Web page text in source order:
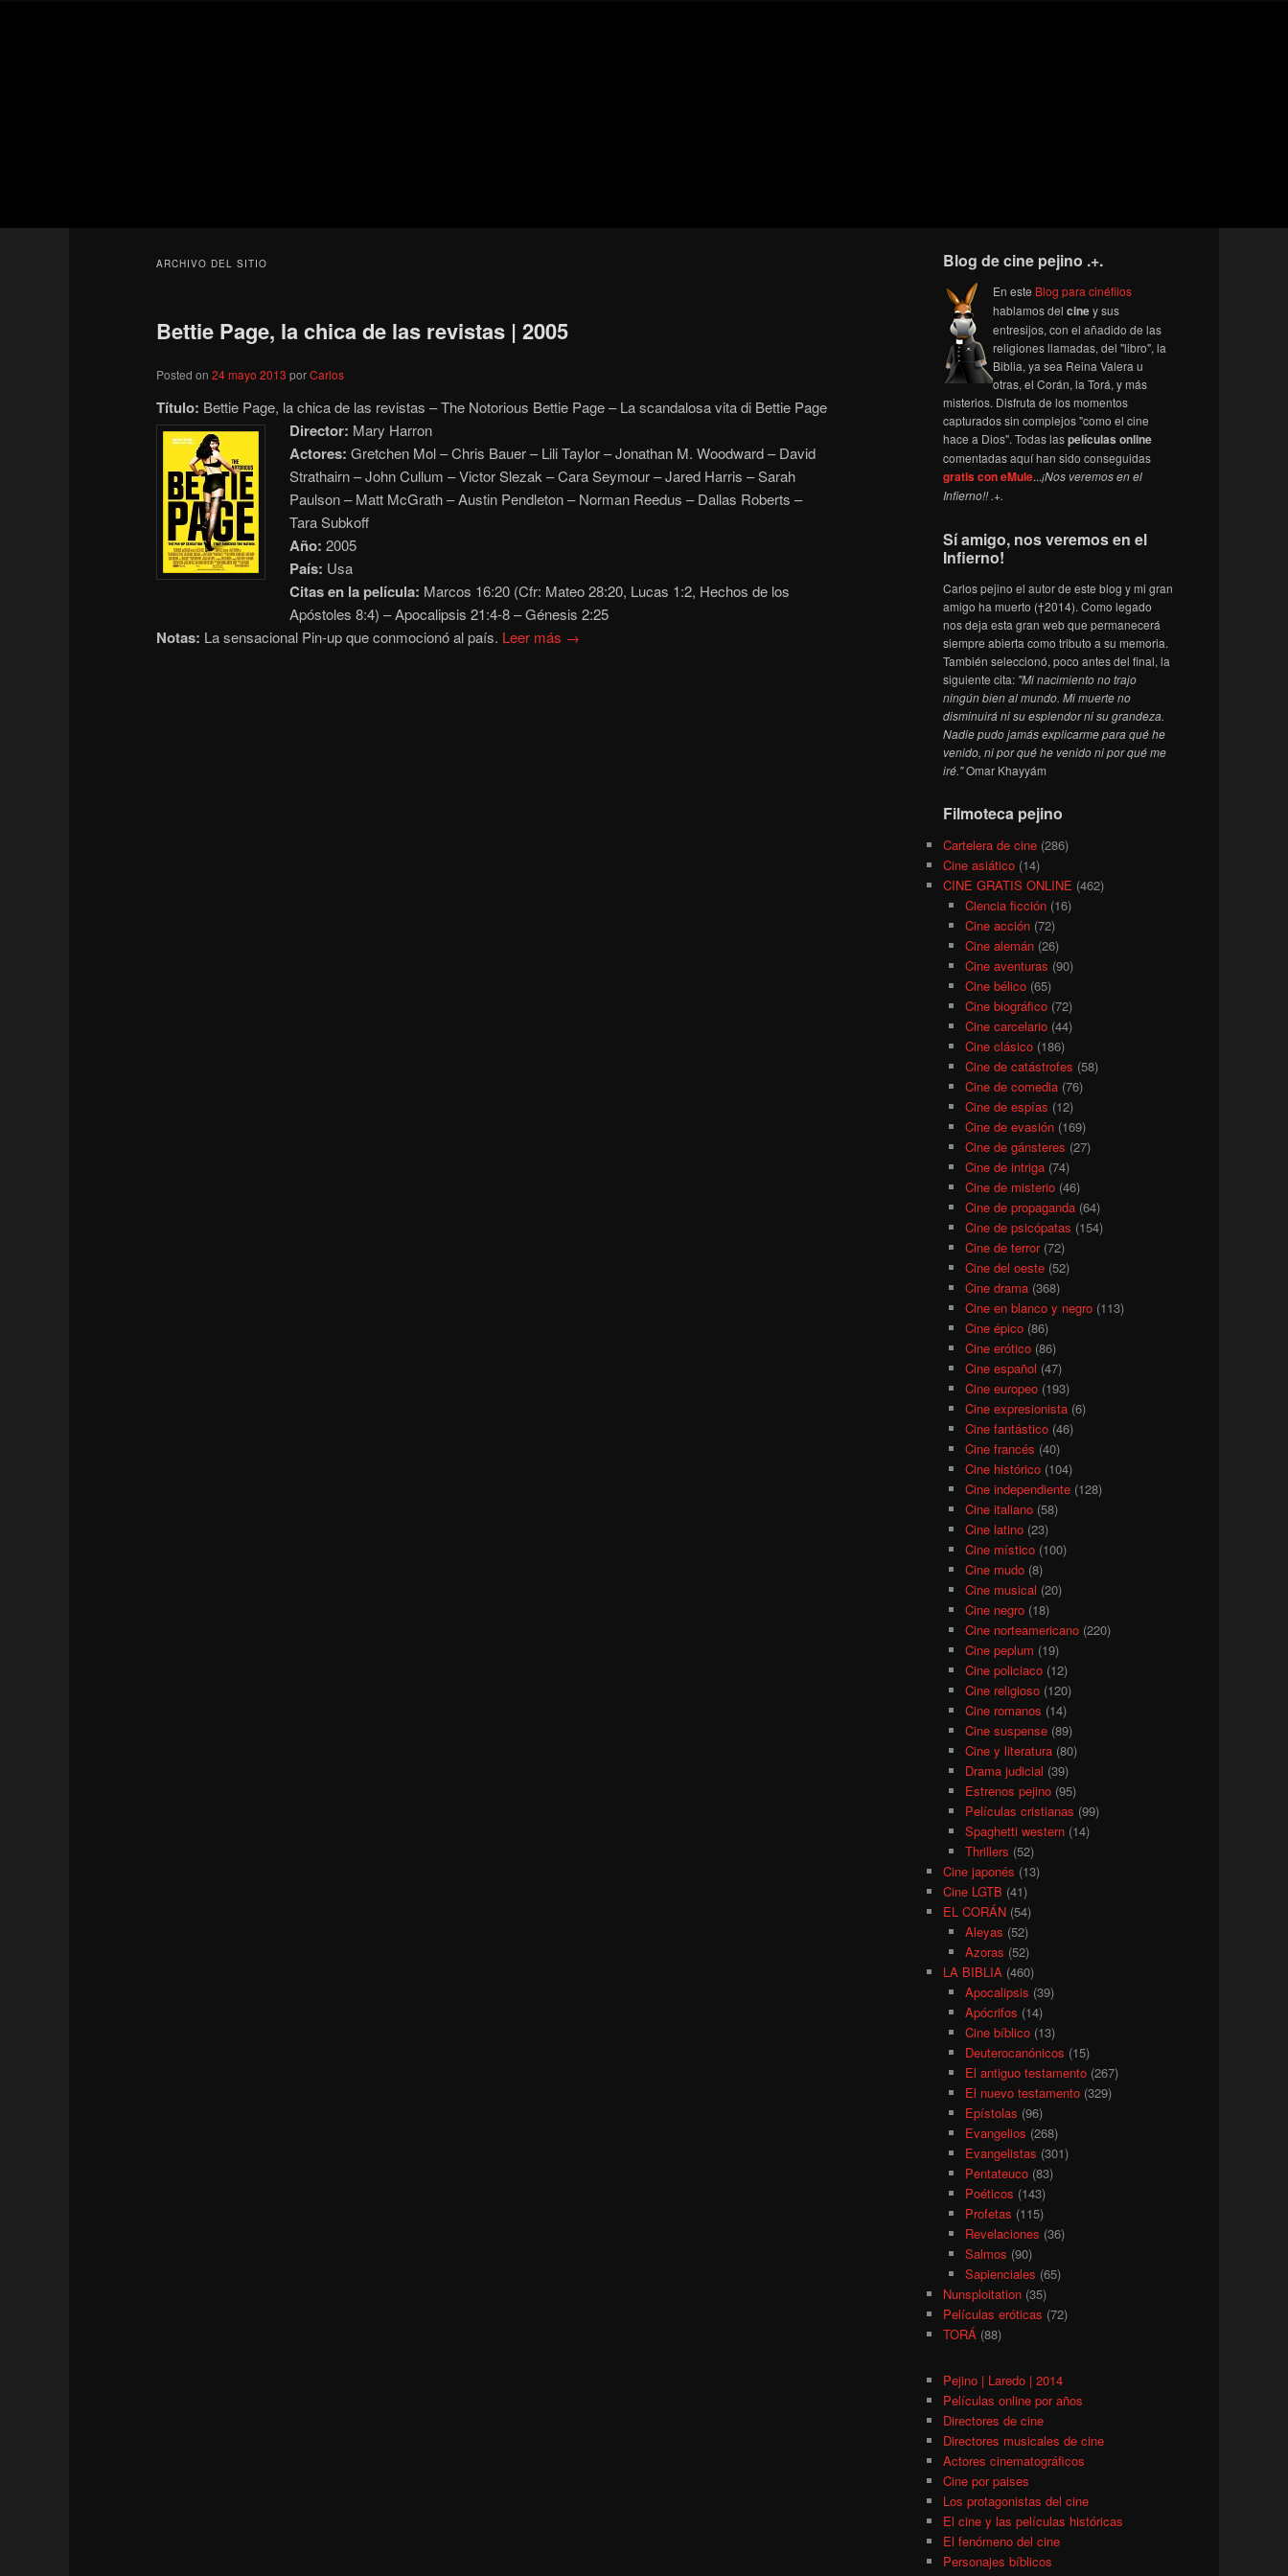
ARCHIVO DEL SITIO
Bettie Page, la chica de las revistas | 2005
Posted on24 mayo 2013 porCarlos
Título: Bettie Page, la chica de las revistas – The Notorious Bettie Page – La scandalosa vita di Bettie Page
Director: Mary Harron
Actores: Gretchen Mol – Chris Bauer – Lili Taylor – Jonathan M. Woodward – David
Strathairn – John Cullum – Victor Slezak – Cara Seymour – Jared Harris – Sarah
Paulson – Matt McGrath – Austin Pendleton – Norman Reedus – Dallas Roberts –
Tara Subkoff
Año: 2005
País: Usa
Citas en la película: Marcos 16:20 (Cfr: Mateo 28:20, Lucas 1:2, Hechos de los
Apóstoles 8:4) – Apocalipsis 21:4-8 – Génesis 2:25
Notas: La sensacional Pin-up que conmocionó al país. Leer más →
Blog de cine pejino .+.
En este Blog para cinéfilos
hablamos del ciney sus
entresijos, con el añadido de las
religiones llamadas, del "libro", la
Biblia, ya sea Reina Valera u
otras, el Corán, la Torá, y más
misterios. Disfruta de los momentos
capturados sin complejos "como el cine
hace a Dios". Todas laspelículas online
comentadas aquí han sido conseguidas
gratis con eMule...¡Nos veremos en el
Infierno!! .+.
Sí amigo, nos veremos en el
Infierno!
Carlos pejino el autor de este blog y mi gran
amigo ha muerto (†2014). Como legado
nos deja esta gran web que permanecerá
siempre abierta como tributo a su memoria.
También seleccionó, poco antes del final, la
siguiente cita: "Mi nacimiento no trajo
ningún bien al mundo. Mi muerte no
disminuirá ni su esplendor ni su grandeza.
Nadie pudo jamás explicarme para qué he
venido, ni por qué he venido ni por qué me
iré."Omar Khayyám
Filmoteca pejino
Cartelera de cine (286)
Cine asiático (14)
CINE GRATIS ONLINE (462)
Ciencia ficción(16)
Cine acción(72)
Cine alemán(26)
Cine aventuras (90)
Cine bélico(65)
Cine biográfico(72)
Cine carcelario(44)
Cine clásico(186)
Cine de catástrofes (58)
Cine de comedia(76)
Cine de espías (12)
Cine de evasión(169)
Cine de gánsteres (27)
Cine de intriga(74)
Cine de misterio(46)
Cine de propaganda(64)
Cine de psicópatas (154)
Cine de terror(72)
Cine del oeste(52)
Cine drama(368)
Cine en blanco y negro(113)
Cine épico(86)
Cine erótico(86)
Cine español (47)
Cine europeo(193)
Cine expresionista(6)
Cine fantástico(46)
Cine francés (40)
Cine histórico(104)
Cine independiente(128)
Cine italiano(58)
Cine latino(23)
Cine místico(100)
Cine mudo(8)
Cine musical (20)
Cine negro(18)
Cine norteamericano(220)
Cine peplum (19)
Cine policiaco(12)
Cine religioso(120)
Cine romanos (14)
Cine suspense(89)
Cine y literatura(80)
Drama judicial (39)
Estrenos pejino(95)
Películas cristianas (99)
Spaghetti western(14)
Thrillers (52)
Cine japonés (13)
Cine LGTB (41)
EL CORÁN (54)
Aleyas (52)
Azoras (52)
LA BIBLIA (460)
Apocalipsis (39)
Apócrifos (14)
Cine bíblico(13)
Deuterocanónicos (15)
El antiguo testamento(267)
El nuevo testamento(329)
Epístolas (96)
Evangelios (268)
Evangelistas (301)
Pentateuco(83)
Poéticos (143)
Profetas (115)
Revelaciones (36)
Salmos (90)
Sapienciales (65)
Nunsploitation (35)
Películas eróticas (72)
TORÁ (88)
Pejino | Laredo | 2014
Películas online por años
Directores de cine
Directores musicales de cine
Actores cinematográficos
Cine por paises
Los protagonistas del cine
El cine y las películas históricas
El fenómeno del cine
Personajes bíblicos